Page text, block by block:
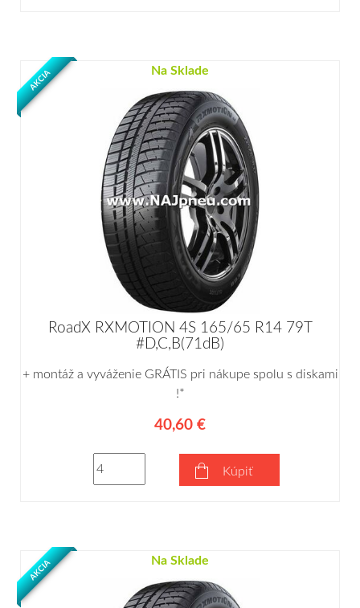
Na Sklade
AKCIA
RoadX RXMOTION 4S 165/65 R14 79T
#D,C,B(71dB)
+ montáž a vyváženie GRÁTIS pri nákupe spolu s diskami
!*
40,60 €
Kúpiť
Na Sklade
AKCIA